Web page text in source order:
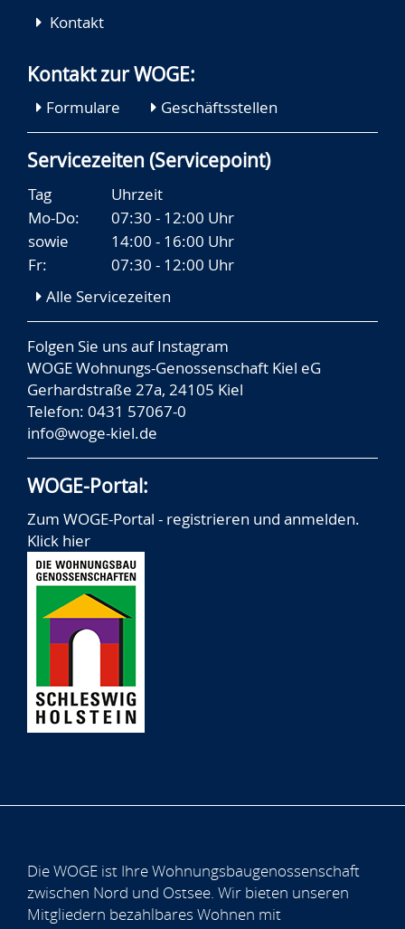
Kontakt
Kontakt zur WOGE:
Formulare Geschäftsstellen
Servicezeiten (Servicepoint)
Tag
Uhrzeit
Mo-Do:
07:30 - 12:00 Uhr
sowie
14:00 - 16:00 Uhr
Fr:
07:30 - 12:00 Uhr
Alle Servicezeiten
Folgen Sie uns aufInstagram
WOGE Wohnungs-Genossenschaft Kiel eG
Gerhardstraße 27a, 24105 Kiel
Telefon: 0431 57067-0
info@woge-kiel.de
WOGE-Portal:
Zum WOGE-Portal - registrieren und anmelden.
Klick hier
Die WOGE ist Ihre Wohnungsbaugenossenschaft
zwischen Nord und Ostsee. Wir bieten unseren
Mitgliedern bezahlbares Wohnen mit